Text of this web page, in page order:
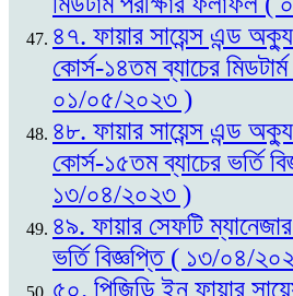
৪৭. ফায়ার সায়েন্স এন্ড
কোর্স-১৪তম ব্যাচের
০১/০৫/২০২৩ )
৪৮. ফায়ার সায়েন্স এন্ড
কোর্স-১৫তম ব্যাচের ভর্তি
১৩/০৪/২০২৩ )
৪৯. ফায়ার সেফটি
ভর্তি বিজ্ঞপ্তি ( ১৩/০৪/
৫০. পিজিডি ইন ফায়ার